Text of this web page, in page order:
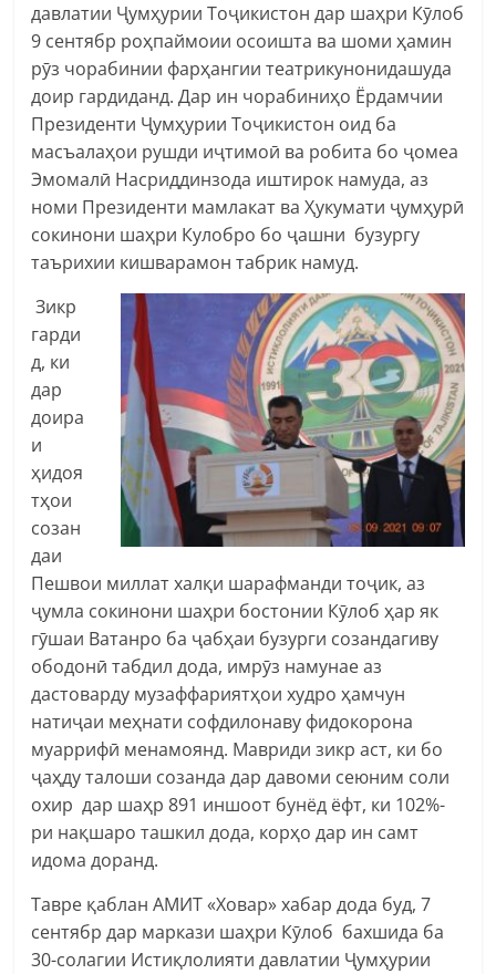
давлатии Ҷумҳурии Тоҷикистон дар шаҳри Кӯлоб
9 сентябр роҳпаймоии осоишта ва шоми ҳамин
рӯз чорабинии фарҳангии театрикунонидашуда
доир гардиданд. Дар ин чорабиниҳо Ёрдамчии
Президенти Ҷумҳурии Тоҷикистон оид ба
масъалаҳои рушди иҷтимоӣ ва робита бо ҷомеа
Эмомалӣ Насриддинзода иштирок намуда, аз
номи Президенти мамлакат ва Ҳукумати ҷумҳурӣ
сокинони шаҳри Кулобро бо ҷашни бузургу
таърихии кишварамон табрик намуд.
Зикр
гарди
д, ки
дар
доира
и
ҳидоя
тҳои
созан
даи
Пешвои миллат халқи шарафманди тоҷик, аз
ҷумла сокинони шаҳри бостонии Кӯлоб ҳар як
гӯшаи Ватанро ба ҷабҳаи бузурги созандагиву
ободонӣ табдил дода, имрӯз намунае аз
дастоварду музаффариятҳои худро ҳамчун
натиҷаи меҳнати софдилонаву фидокорона
муаррифӣ менамоянд. Мавриди зикр аст, ки бо
ҷаҳду талоши созанда дар давоми сеюним соли
охир дар шаҳр 891 иншоот бунёд ёфт, ки 102%-
ри нақшаро ташкил дода, корҳо дар ин самт
идома доранд.
Тавре қаблан АМИТ «Ховар» хабар дода буд, 7
сентябр дар маркази шаҳри Кӯлоб бахшида ба
30-солагии Истиқлолияти давлатии Ҷумҳурии